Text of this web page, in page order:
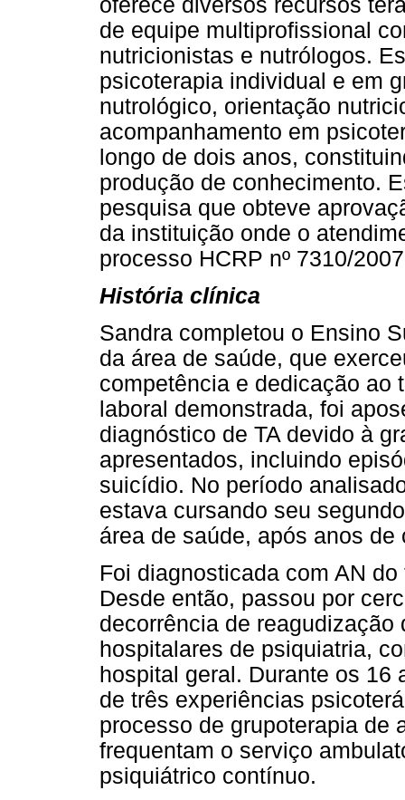
de equipe multiprofissional
nutricionistas e nutrólogos.
psicoterapia individual e em
nutrológico, orientação
acompanhamento em
longo de dois anos,
produção de conhecimento.
pesquisa que obteve
da instituição onde o
processo HCRP nº 7310/
História clínica
Sandra completou o Ensino
da área de saúde, que
competência e dedicação ao
laboral demonstrada, foi
diagnóstico de TA devido à
apresentados, incluindo
suicídio. No período
estava cursando seu
área de saúde, após anos
Foi diagnosticada com AN
Desde então, passou por
decorrência de
hospitalares de psiquiatria,
hospital geral. Durante os 16
de três experiências
processo de grupoterapia de
frequentam o serviço
psiquiátrico contínuo.